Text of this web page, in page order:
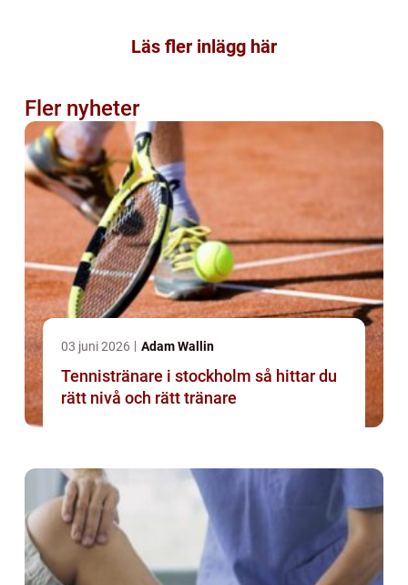
Läs fler inlägg här
Fler nyheter
03 juni 2026 Adam Wallin
Tennistränare i stockholm så hittar du
rätt nivå och rätt tränare